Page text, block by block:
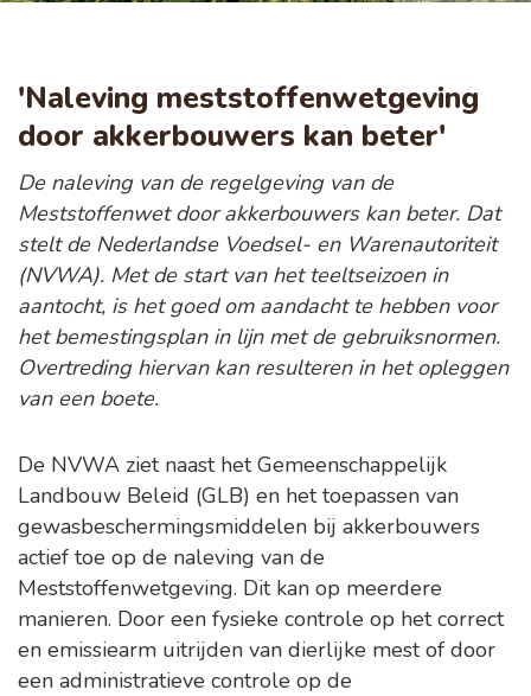
'Naleving meststoffenwetgeving
door akkerbouwers kan beter'
De naleving van de regelgeving van de
Meststoffenwet door akkerbouwers kan beter. Dat
stelt de Nederlandse Voedsel- en Warenautoriteit
(NVWA). Met de start van het teeltseizoen in
aantocht, is het goed om aandacht te hebben voor
het bemestingsplan in lijn met de gebruiksnormen.
Overtreding hiervan kan resulteren in het opleggen
van een boete.
De NVWA ziet naast het Gemeenschappelijk
Landbouw Beleid (GLB) en het toepassen van
gewasbeschermingsmiddelen bij akkerbouwers
actief toe op de naleving van de
Meststoffenwetgeving. Dit kan op meerdere
manieren. Door een fysieke controle op het correct
en emissiearm uitrijden van dierlijke mest of door
een administratieve controle op de